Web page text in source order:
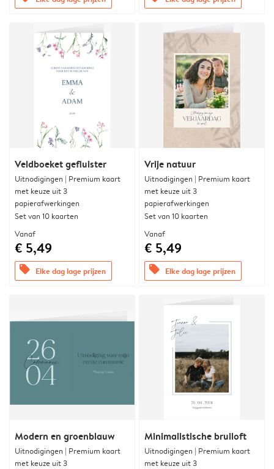
Veldboeket gefluister
Uitnodigingen | Premium kaart
met keuze uit 3
papierafwerkingen
Set van 10 kaarten
Vanaf
€ 5,49
offers Elke dag lage prijzen
Vrije natuur
Uitnodigingen | Premium kaart
met keuze uit 3
papierafwerkingen
Set van 10 kaarten
Vanaf
€ 5,49
offers Elke dag lage prijzen
Modern en groenblauw
Uitnodigingen | Premium kaart
met keuze uit 3
Minimalistische bruiloft
Uitnodigingen | Premium kaart
met keuze uit 3